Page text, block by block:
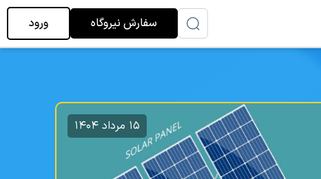
سفارش نیروگاه ورود
۱۵ مرداد ۱۴۰۴